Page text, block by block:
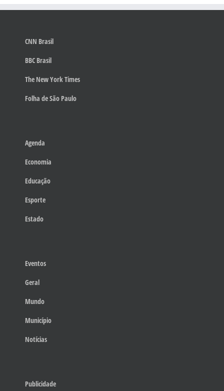
CNN Brasil
BBC Brasil
The New York Times
Folha de São Paulo
Agenda
Economia
Educação
Esporte
Estado
Eventos
Geral
Mundo
Município
Notícias
Publicidade